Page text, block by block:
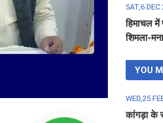
SAT,6 DEC
हिमाचल में
शिमला-
YOU
WED,25
कांगड़ा के